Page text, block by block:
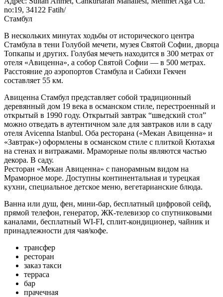
no:19, 34122 Fatih/
Стамбул
В нескольких минутах ходьбы от исторического центра
Стамбула в тени Голубой мечети, музея Святой Софии, дворца
Топкапы и других. Голубая мечеть находится в 300 метрах от
отеля «Авиценна», а собор Святой Софии — в 500 метрах.
Расстояние до аэропортов Стамбула и Сабихи Гекчен
составляет 55 км.
Авиценна Стамбул представляет собой традиционный
деревянный дом 19 века в османском стиле, перестроенный и
открытый в 1990 году. Открытый завтрак “шведский стол”
можно отведать в аутентичном зале для завтраков или в саду
отеля Avicenna Istanbul. Оба ресторана («Мекан Авиценна» и
«Завтрак») оформлены в османском стиле с плиткой Кютахья
на стенах и витражами. Мраморные полы являются частью
декора. В саду.
Ресторан «Мекан Авиценна» с панорамным видом на
Мраморное море. Доступны континентальная и турецкая
кухни, специальное детское меню, вегетарианские блюда.
Ванна или душ, фен, мини-бар, бесплатный цифровой сейф,
прямой телефон, генератор, ЖК-телевизор со спутниковыми
каналами, бесплатный WI-FI, сплит-кондиционер, чайник и
принадлежности для чая/кофе.
трансфер
ресторан
заказ такси
терраса
бар
прачечная